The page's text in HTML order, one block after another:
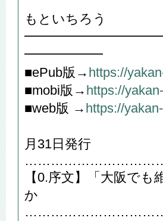
もといちろう
━━━━━━
■ePub版→ https://
■mobi版→ https://
■web版 → https://
月31日発行
【0.序文】「大阪で
か